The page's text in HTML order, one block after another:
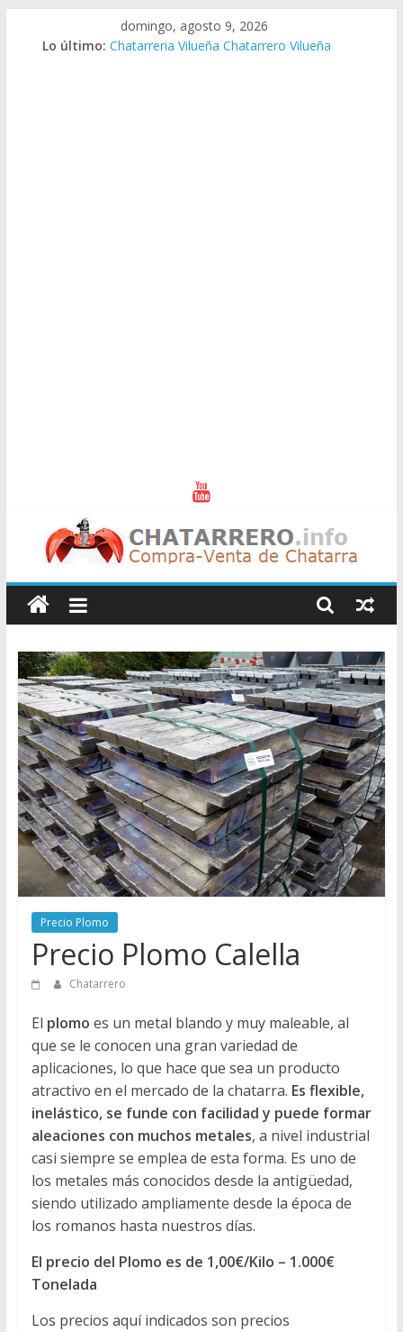
domingo, agosto 9, 2026
Lo último: Chatarreria Vilueña Chatarrero Vilueña
Chatarreros
–
Precio
de
Chatarra
Directorio
de
Chatarreros
para
vender
Chatarra
Precio Plomo
Precio Plomo Calella
Chatarrero
El plomo es un metal blando y muy maleable, al
que se le conocen una gran variedad de
aplicaciones, lo que hace que sea un producto
atractivo en el mercado de la chatarra. Es flexible,
inelástico, se funde con facilidad y puede formar
aleaciones con muchos metales, a nivel industrial
casi siempre se emplea de esta forma. Es uno de
los metales más conocidos desde la antigüedad,
siendo utilizado ampliamente desde la época de
los romanos hasta nuestros días.
El precio del Plomo es de 1,00€/Kilo – 1.000€
Tonelada
Los precios aquí indicados son precios